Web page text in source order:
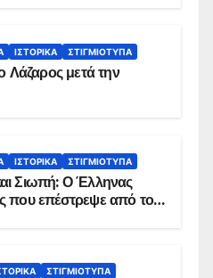
ΙΣΤΟΡΙΚΆ ΣΤΙΓΜΙΌΤΥΠΑ
Λάζαρος μετά την
ΙΣΤΟΡΙΚΆ ΣΤΙΓΜΙΌΤΥΠΑ
Σιωπή: Ο Έλληνας
που επέστρεψε από το
ΣΤΙΓΜΙΌΤΥΠΑ